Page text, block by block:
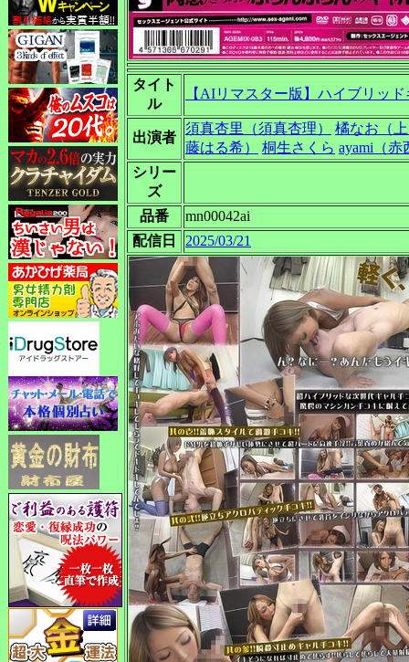
タイト
ル
【AIリマスター版】ハイブリッ
出演者
須真杏里（須真杏理）
橘なお（
藤はる希）
桐生さくら ayami（
シリー
ズ
品番
mn00042ai
配信日
2025/03/21